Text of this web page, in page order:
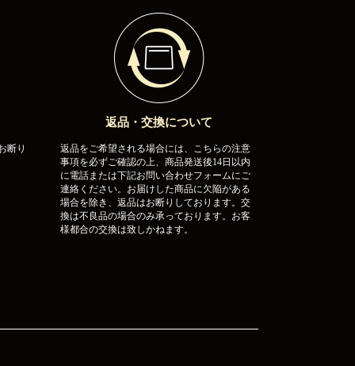
断り
返品・交換について
返品をご希望される場合には、こちらの注意
事項を必ずご確認の上、商品発送後14日以内
に電話または下記お問い合わせフォームにご
連絡ください。お届けした商品に欠陥がある
場合を除き、返品はお断りしております。交
換は不良品の場合のみ承っております。お客
様都合の交換は致しかねます。